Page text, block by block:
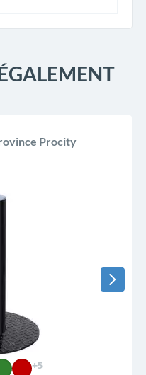
Procity
+5